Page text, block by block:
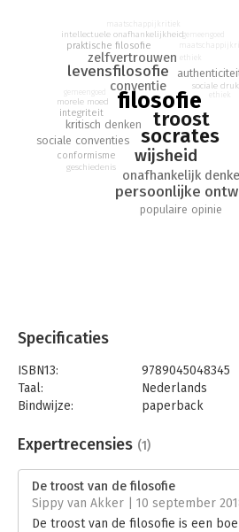
filosofie
troost
socrates
wijsheid
conventie
onafhankelijk
levensfilosofie
zelfvertrouwen
persoonlijke
kritisch denken
populaire opinie
sociale conventies
sociale druk
geschiedenis
conformisme
praktische filosofie
integriteit
morele moed
intellectuele onafhankelijkheid
ethiek
maatschappijkritiek
ethiek
Specificaties
ISBN13:
9789045048345
Taal:
Nederlands
Bindwijze:
paperback
Uitgever:
Atlas-Contact
Verschijningsdatum:
Hoofdrubriek: Filosofie
Expertrecensies (1)
De troost van de filosofie
Sippy van Akker | 10 september
De troost van de filosofie is een